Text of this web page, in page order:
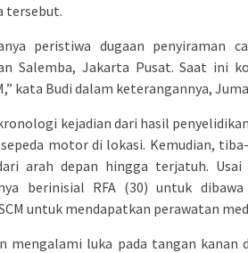
tersebut.
peristiwa dugaan penyiraman
Salemba, Jakarta Pusat. Saat ini
kata Budi dalam keterangannya,
kejadian dari hasil
motor di lokasi. Kemudian,
arah depan hingga terjatuh. Usai
berinisial RFA (30) untuk
untuk mendapatkan perawatan
mengalami luka pada tangan kanan